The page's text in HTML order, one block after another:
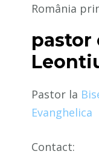
România
pastor
Pastor la
Evanghelica
Contact: